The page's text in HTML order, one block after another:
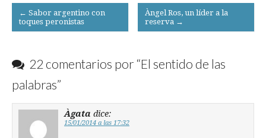
Post
navigation
← Sabor argentino con
toques peronistas
Àngel Ros, un líder a la
reserva →
22 comentarios por “El sentido de las
palabras”
Àgata dice:
15/01/2014 a las 17:32